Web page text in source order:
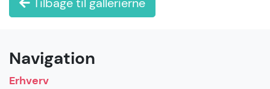
Tilbage til gallerierne
Navigation
Erhverv